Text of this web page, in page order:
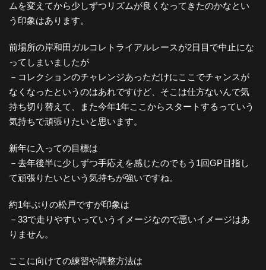
ムを変えてから少しずつリズムが良くなってきたのかなとい
う印象はあります。
前場所の岸和田ガルコレトライアルレースが2日目で中止にな
ってしまいましたが
－コレクションのチャレンジあっただけにここでチャンスが
なくなったというのはあれですけど、そこは仕方ないんで気
持ち切り替えて、また今年1年ここからスタートするっていう
気持ちで頑張りたいと思います。
新年に入っての目標は
－去年後半に少しずつ手応えを感じたのでもう1回GP目指し
て頑張りたいという気持ちが強いですね。
約1年ぶりの松戸ですが印象は
－33で走りやすいっていうイメージなので悪いイメージはあ
りません。
ここに向けての練習や調整方法は